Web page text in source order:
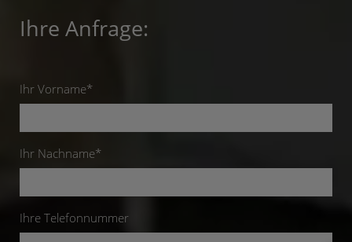
Ihre Anfrage:
Ihr Vorname*
Ihr Nachname*
Ihre Telefonnummer